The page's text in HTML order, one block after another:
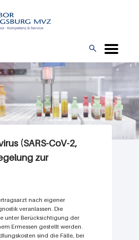

(SARS-CoV-2,
zur
nach eigener
veranlassen. Die
unter Berücksichtigung der
Ermessen gestellt werden.
sind die Fälle, bei